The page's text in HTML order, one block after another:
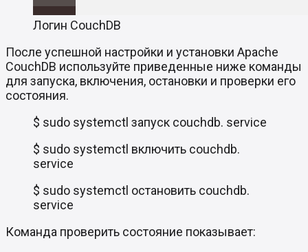
Логин CouchDB
После успешной настройки и установки Apache
CouchDB используйте приведенные ниже команды
для запуска, включения, остановки и проверки его
состояния.
$ sudo systemctl запуск couchdb. service
$ sudo systemctl включить couchdb.
service
$ sudo systemctl остановить couchdb.
service
Команда проверить состояние показывает: